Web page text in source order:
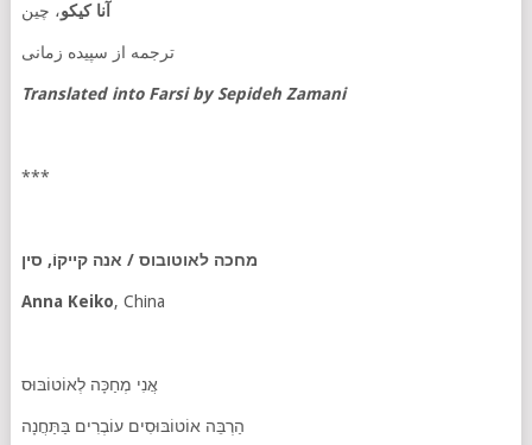
آنا کیکو، چین
ترجمه از سپیده زمانی
Translated into Farsi by Sepideh Zamani
***
מחכה לאוטובוס / אנה קייקוֹ, סין
Anna Keiko, China
אֲנִי מְחַכָּה לְאוֹטוֹבּוּס
הַרְבֵּה אוֹטוֹבּוּסִים עוֹבְרִים בַּתַּחֲנָה